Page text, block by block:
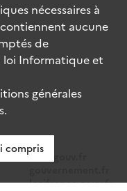
data.gouv.fr
legifrance.gouv.fr
nécessaires à
aucune
de
loi Informatique et
générales
compris